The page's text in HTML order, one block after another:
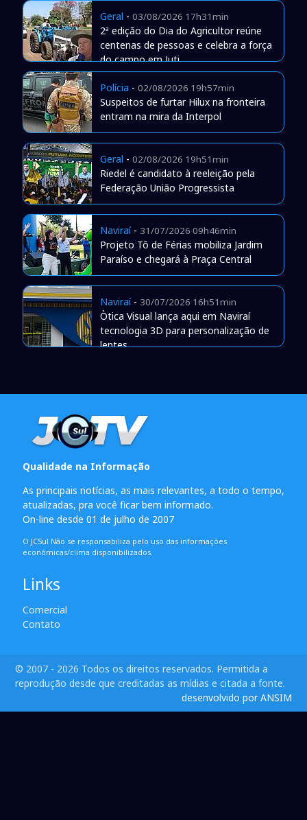
Geral - 03/08/2026 17h31min
2ª edição do Dia do Agricultor reúne
centenas de pessoas e celebra a força
do campo em Juti
Polícia - 02/08/2026 19h57min
Suspeitos de furtar Hilux na fronteira
entram na mira da Interpol
Geral - 02/08/2026 19h51min
Riedel é candidato à reeleição pela
Federação União Progressista
Naviraí- 31/07/2026 09h46min
Projeto Tô de Férias mobiliza Jardim
Paraíso e chegará à Praça Central
Naviraí- 30/07/2026 16h51min
Òtica Visual lança aqui em Naviraí
tecnologia 3D para personalização de
lentes
Qualidade na Informação
As principais notícias, as mais relevantes, a todo o tempo,
atualizadas, pra você ficar bem informado.
On-line desde 01 de julho de 2007
O JCSul Não se responsabiliza pelo uso das informações
econômicas/clima disponibilizados.
Links
Comercial
Contato
© 2007 - 2026 Todos os direitos reservados. Permitida a
reprodução desde que creditadas as mídias e citada a fonte.
desenvolvido por ANSIM